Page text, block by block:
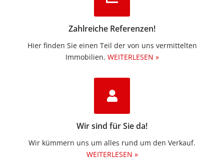
Zahlreiche Referenzen!
Hier finden Sie einen Teil der von uns vermittelten
Immobilien.​ WEITERLESEN »
Wir sind für Sie da!
Wir kümmern uns um alles rund um den Verkauf.
WEITERLESEN »